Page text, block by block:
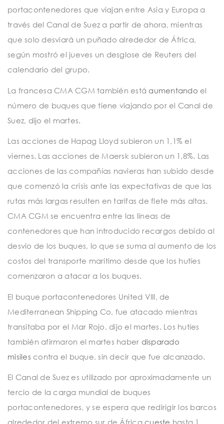
portacontenedores que viajan entre Asia y Europa a
través del Canal de Suez a partir de ahora, mientras
que solo desviará un puñado alrededor de África,
según mostró el jueves un desglose de Reuters del
calendario del grupo.
La francesa CMA CGM también estáaumentando el
número de buques que tiene viajando por el Canal de
Suez, dijo el martes.
Las acciones de Hapag Lloyd subieron un 1,1% el
viernes. Las acciones de Maersk subieron un 1,8%. Las
acciones de las compañías navieras han subido desde
que comenzó la crisis ante las expectativas de que las
rutas más largas resulten en tarifas de flete más altas.
CMA CGM se encuentra entre las líneas de
contenedores que han introducido recargos debido al
desvío de los buques, lo que se suma al aumento de los
costos del transporte marítimo desde que los hutíes
comenzaron a atacar a los buques.
El buque portacontenedores United VIII, de
Mediterranean Shipping Co, fue atacado mientras
transitaba por el Mar Rojo, dijo el martes. Los hutíes
también afirmaron el martes haber disparado
misiles contra el buque, sin decir que fue alcanzado.
El Canal de Suez es utilizado por aproximadamente un
tercio de la carga mundial de buques
portacontenedores, y se espera que redirigir los barcos
alrededor del extremo sur de África cueste hasta 1